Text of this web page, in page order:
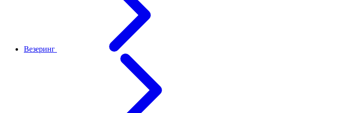
Везеринг